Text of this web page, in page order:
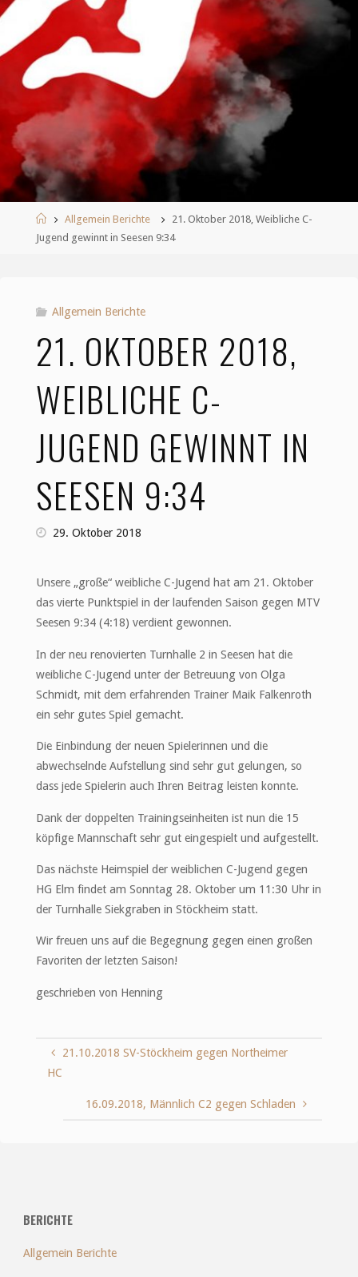
StartAllgemein Berichte
21. Oktober 2018, Weibliche C-
Jugend gewinnt in Seesen 9:34
Allgemein Berichte
21. OKTOBER 2018,
WEIBLICHE C-
JUGEND GEWINNT IN
SEESEN 9:34
29. Oktober 2018
Unsere „große“ weibliche C-Jugend hat am 21. Oktober
das vierte Punktspiel in der laufenden Saison gegen MTV
Seesen 9:34 (4:18) verdient gewonnen.
In der neu renovierten Turnhalle 2 in Seesen hat die
weibliche C-Jugend unter der Betreuung von Olga
Schmidt, mit dem erfahrenden Trainer Maik Falkenroth
ein sehr gutes Spiel gemacht.
Die Einbindung der neuen Spielerinnen und die
abwechselnde Aufstellung sind sehr gut gelungen, so
dass jede Spielerin auch Ihren Beitrag leisten konnte.
Dank der doppelten Trainingseinheiten ist nun die 15
köpfige Mannschaft sehr gut eingespielt und aufgestellt.
Das nächste Heimspiel der weiblichen C-Jugend gegen
HG Elm findet am Sonntag 28. Oktober um 11:30 Uhr in
der Turnhalle Siekgraben in Stöckheim statt.
Wir freuen uns auf die Begegnung gegen einen großen
Favoriten der letzten Saison!
geschrieben von Henning
21.10.2018 SV-Stöckheim gegen Northeimer
HC
16.09.2018, Männlich C2 gegen Schladen
BERICHTE
Allgemein Berichte